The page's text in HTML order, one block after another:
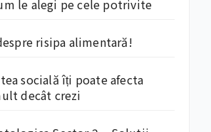
le alegi pe cele potrivite
risipa alimentară!
socială îți poate afecta
decât crezi